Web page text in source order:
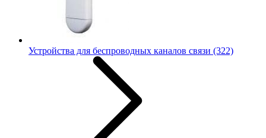
Устройства для беспроводных каналов связи (322)